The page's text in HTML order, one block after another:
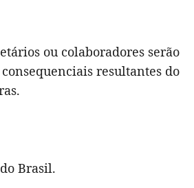
ou colaboradores serão
resultantes do
Brasil.